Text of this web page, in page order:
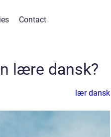
Contact
lære dansk?
lær dansk